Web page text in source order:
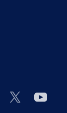
Facebook účet
X účet